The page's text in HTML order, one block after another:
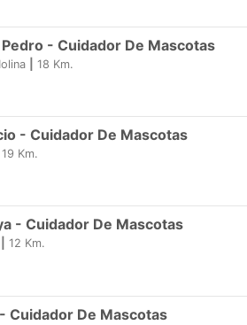
- Cuidador De Mascotas
18 Km.
- Cuidador De Mascotas
19 Km.
- Cuidador De Mascotas
12 Km.
- Cuidador De Mascotas